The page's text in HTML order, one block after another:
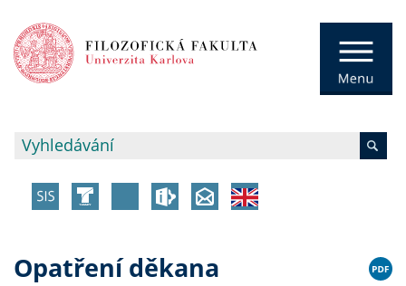
Opatření děkana